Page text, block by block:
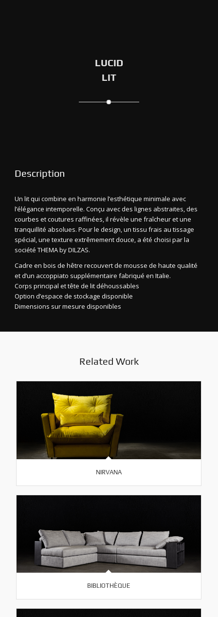
LUCID
LIT
Description
Un lit qui combine en harmonie l’esthétique minimale avec
l’élégance intemporelle. Conçu avec des lignes abstraites, des
courbes et coutures raffinées, il révèle une fraîcheur et une
tranquillité absolues. Pour le design, un tissu frais au tissage
spécial, une texture extrêmement douce, a été choisi par la
société THEMA by DILZAS.
Cadre en bois de hêtre recouvert de mousse de haute qualité
et d’un accoppiato supplémentaire fabriqué en Italie.
Corps principal et tête de lit déhoussables
Option d’espace de stockage disponible
Dimensions sur mesure disponibles
Related Work
NIRVANA
BIBLIOTHÈQUE